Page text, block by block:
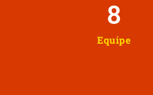
Equipe
8